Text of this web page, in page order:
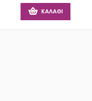
ΚΑΛΆΘΙ